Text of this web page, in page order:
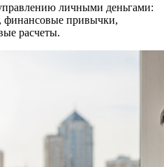
личными деньгами:
финансовые привычки,
расчеты.